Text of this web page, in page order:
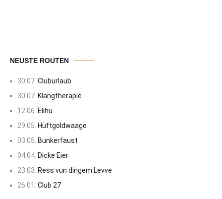
NEUSTE ROUTEN
30.07. Cluburlaub
30.07. Klangtherapie
12.06. Elihu
29.05. Hüftgoldwaage
03.05. Bunkerfaust
04.04. Dicke Eier
23.03. Ress vun dingem Levve
26.01. Club 27